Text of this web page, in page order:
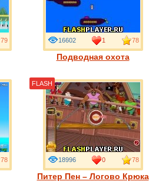
79
Подводная охота
16602 1 78
78
Питер Пен – Логово Крюка
18996 0 78
FLASH